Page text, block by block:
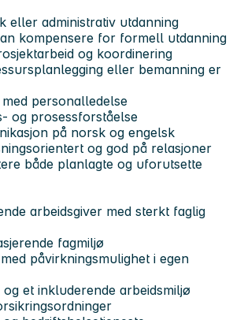
eller administrativ utdanning
kompensere for formell utdanning
og koordinering
eller bemanning er
personalledelse
og prosessforståelse
på norsk og engelsk
og god på relasjoner
både planlagte og uforutsette
arbeidsgiver med sterkt faglig
fagmiljø
påvirkningsmulighet i egen
et inkluderende arbeidsmiljø